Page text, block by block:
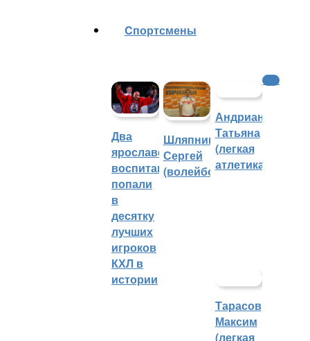
Cпортсмены
Два
ярославских
воспитанника
попали
в
десятку
лучших
игроков
КХЛ в
истории
Шляпников
Сергей
(волейбол)
Андрианова
Татьяна
(легкая
атлетика)
Тарасов
Максим
(легкая
ФНЛ